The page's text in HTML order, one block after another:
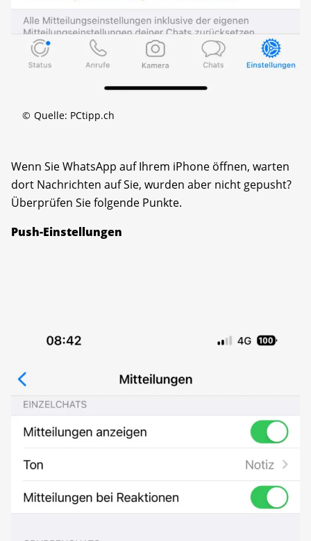
© Quelle: PCtipp.ch
Wenn Sie WhatsApp auf Ihrem iPhone öffnen, warten
dort Nachrichten auf Sie, wurden aber nicht gepusht?
Überprüfen Sie folgende Punkte.
Push-Einstellungen